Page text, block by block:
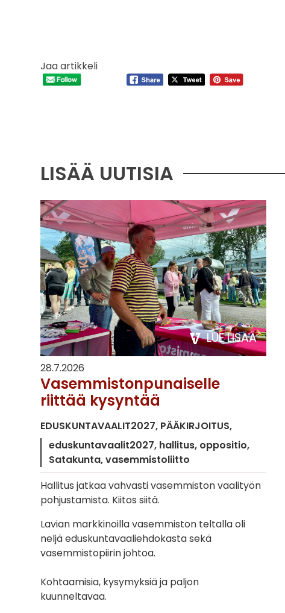
Jaa artikkeli
LISÄÄ UUTISIA
LUE LISÄÄ
28.7.2026
Vasemmistonpunaiselle
riittää kysyntää
EDUSKUNTAVAALIT2027 PÄÄKIRJOITUS
eduskuntavaalit2027 hallitus oppositio
Satakunta vasemmistoliitto
Hallitus jatkaa vahvasti vasemmiston vaalityön
pohjustamista. Kiitos siitä.
Lavian markkinoilla vasemmiston teltalla oli
neljä eduskuntavaaliehdokasta sekä
vasemmistopiirin johtoa.
Kohtaamisia, kysymyksiä ja paljon
kuunneltavaa.